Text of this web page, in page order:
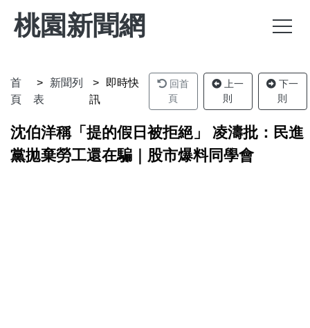
桃園新聞網
首
頁
新聞列
表
即時快
訊
回首
頁
上一
則
下一
則
沈伯洋稱「提的假日被拒絕」 凌濤批：民進
黨拋棄勞工還在騙｜股市爆料同學會